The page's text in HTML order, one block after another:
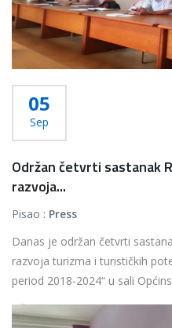
05
Sep
Održan četvrti sastanak
razvoja...
Pisao : Press
Danas je održan četvrti
razvoja turizma i turističkih
period 2018-2024“ u sali
Više...